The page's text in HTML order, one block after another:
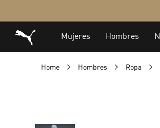
Home Hombres Ropa